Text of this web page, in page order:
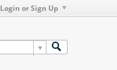
Login or Sign Up